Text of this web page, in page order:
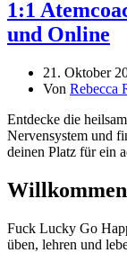
1:1
und Online
21. Oktober
Von Rebecca
Entdecke die
Nervensystem und
deinen Platz für ein
Fuck Lucky Go
üben, lehren und